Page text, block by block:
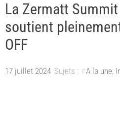
La Zermatt
soutient
OFF
17 juillet 2024 Sujets : A la une,